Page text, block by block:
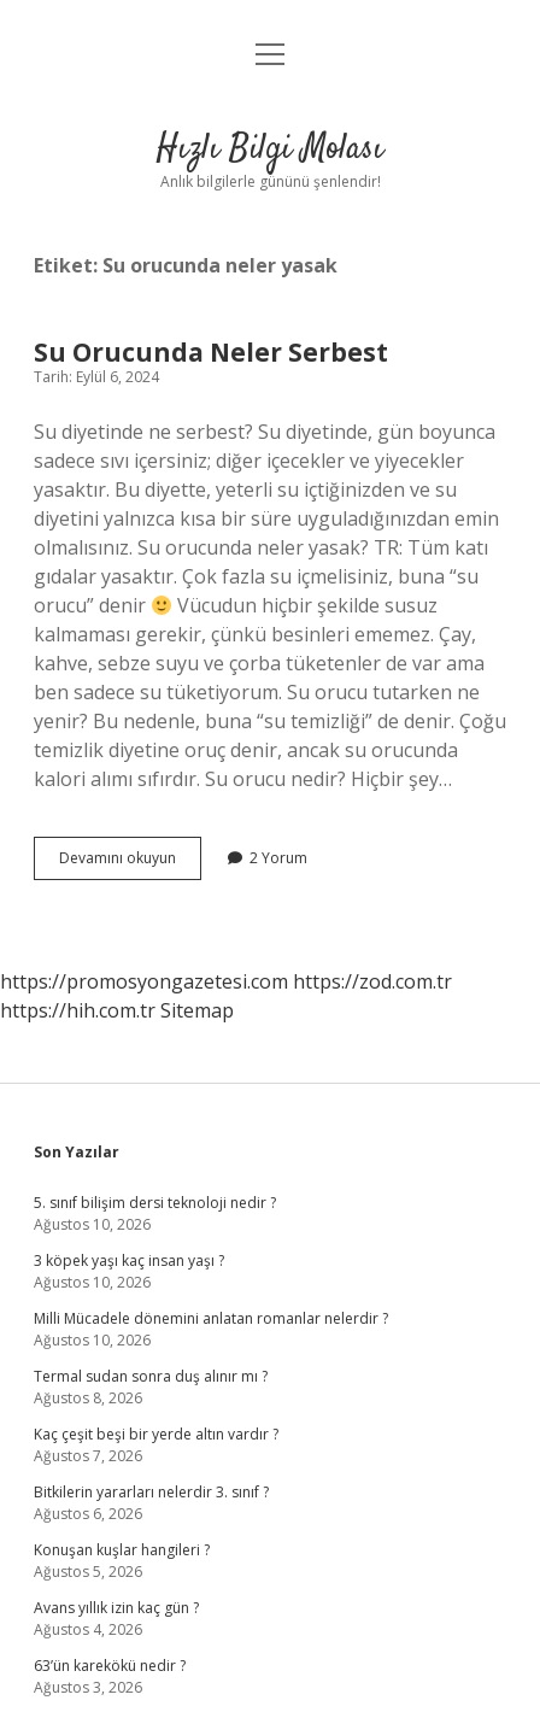
Anasayfa
Yasal Uyarı
menüyü
Hızlı Bilgi Molası
Anlık bilgilerle gününü şenlendir!
Etiket: Su orucunda neler yasak
Su Orucunda Neler Serbest
Tarih: Eylül 6, 2024
Su diyetinde ne serbest? Su diyetinde, gün boyunca
sadece sıvı içersiniz; diğer içecekler ve yiyecekler
yasaktır. Bu diyette, yeterli su içtiğinizden ve su
diyetini yalnızca kısa bir süre uyguladığınızdan emin
olmalısınız. Su orucunda neler yasak? TR: Tüm katı
gıdalar yasaktır. Çok fazla su içmelisiniz, buna “su
orucu” denir
Vücudun hiçbir şekilde susuz
kalmaması gerekir, çünkü besinleri ememez. Çay,
kahve, sebze suyu ve çorba tüketenler de var ama
ben sadece su tüketiyorum. Su orucu tutarken ne
yenir? Bu nedenle, buna “su temizliği” de denir. Çoğu
temizlik diyetine oruç denir, ancak su orucunda
kalori alımı sıfırdır. Su orucu nedir? Hiçbir şey…
Devamını okuyun
Orucunda
2 Yorum
https://promosyongazetesi.com https://zod.com.tr
https://hih.com.trSitemap
Sidebar
Son Yazılar
5. sınıf bilişim dersi teknoloji nedir ?
Ağustos 10, 2026
3 köpek yaşı kaç insan yaşı ?
Ağustos 10, 2026
Milli Mücadele dönemini anlatan romanlar nelerdir ?
Ağustos 10, 2026
Termal sudan sonra duş alınır mı ?
Ağustos 8, 2026
Kaç çeşit beşi bir yerde altın vardır ?
Ağustos 7, 2026
Bitkilerin yararları nelerdir 3. sınıf ?
Ağustos 6, 2026
Konuşan kuşlar hangileri ?
Ağustos 5, 2026
Avans yıllık izin kaç gün ?
Ağustos 4, 2026
63’ün karekökü nedir ?
Ağustos 3, 2026